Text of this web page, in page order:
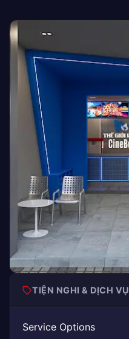
TIỆN NGHI & DỊCH VỤ
Service Options